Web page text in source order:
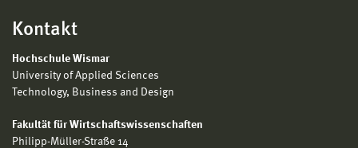
Kontakt
Hochschule Wismar
University of Applied Sciences
Technology, Business and Design
Fakultät für Wirtschaftswissenschaften
Philipp-Müller-Straße 14